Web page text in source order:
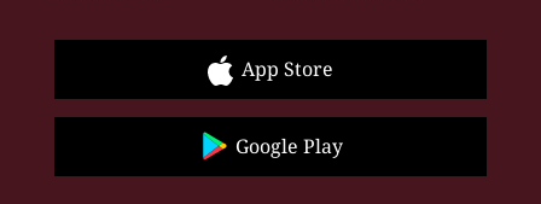
App Store
Google Play